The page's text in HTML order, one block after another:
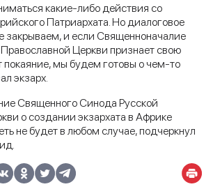
какие-либо действия со
Патриархата. Но диалоговое
закрываем, и если Священноначалие
Церкви признает свою
покаяние, мы будем готовы о чем-то
экзарх.
Священного Синода Русской
о создании экзархата в Африке
не будет в любом случае, подчеркнул